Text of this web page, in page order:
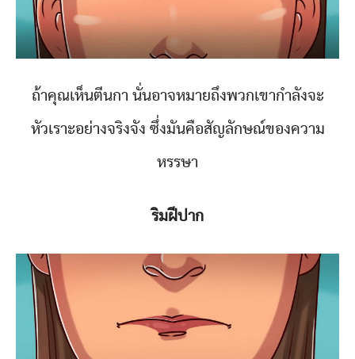
ถ้าคุณเห็นตีนกา นั่นอาจหมายถึงพวกเขากำลังจะ
หัวเราะอย่างจริงจัง ซึ่งมันคือสัญลักษณ์ของความ
หรรษา
ริมฝีปาก